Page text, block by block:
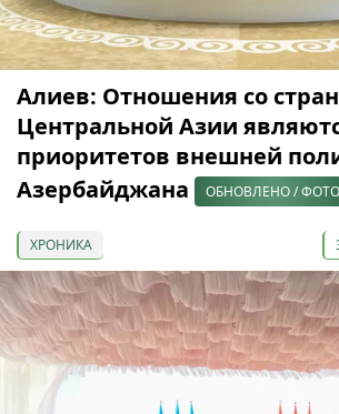
Алиев: Отношения со
Центральной Азии
приоритетов внешней
Азербайджана
ОБНОВЛЕНО / ФОТО
ХРОНИКА